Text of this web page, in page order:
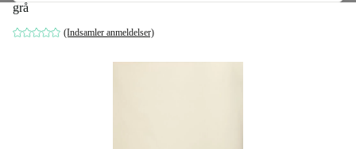
grå
(Indsamler anmeldelser)